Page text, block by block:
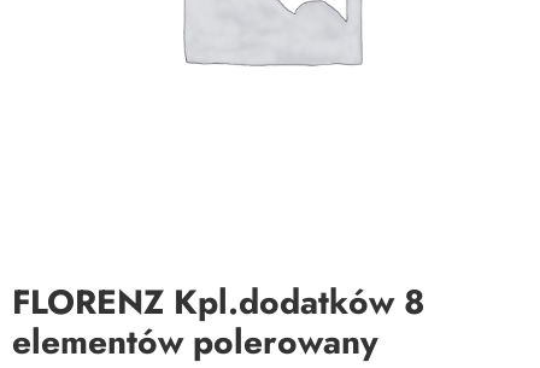
FLORENZ Kpl.dodatków 8
elementów polerowany